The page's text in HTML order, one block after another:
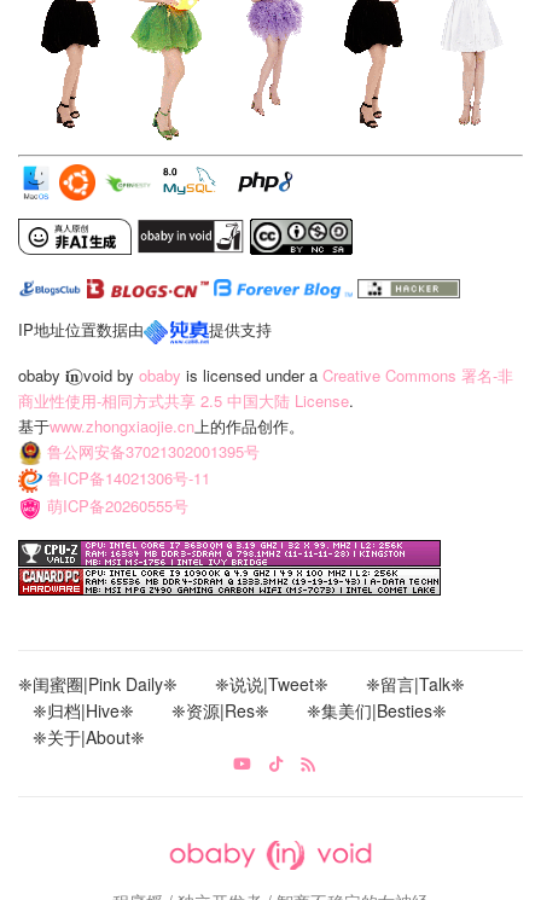
IP地址位置数据由
提供支持
obaby 𝐢‍𝐧⃝ void by obaby is licensed under a Creative Commons 署名-非
商业性使用-相同方式共享 2.5 中国大陆 License.
基于www.zhongxiaojie.cn上的作品创作。
鲁公网安备37021302001395号
鲁ICP备14021306号-11
萌ICP备20260555号
❈闺蜜圈|Pink Daily❈ ❈说说|Tweet❈
❈留言|Talk❈
❈归档|Hive❈
❈资源|Res❈
❈集美们|Besties❈
❈关于|About❈